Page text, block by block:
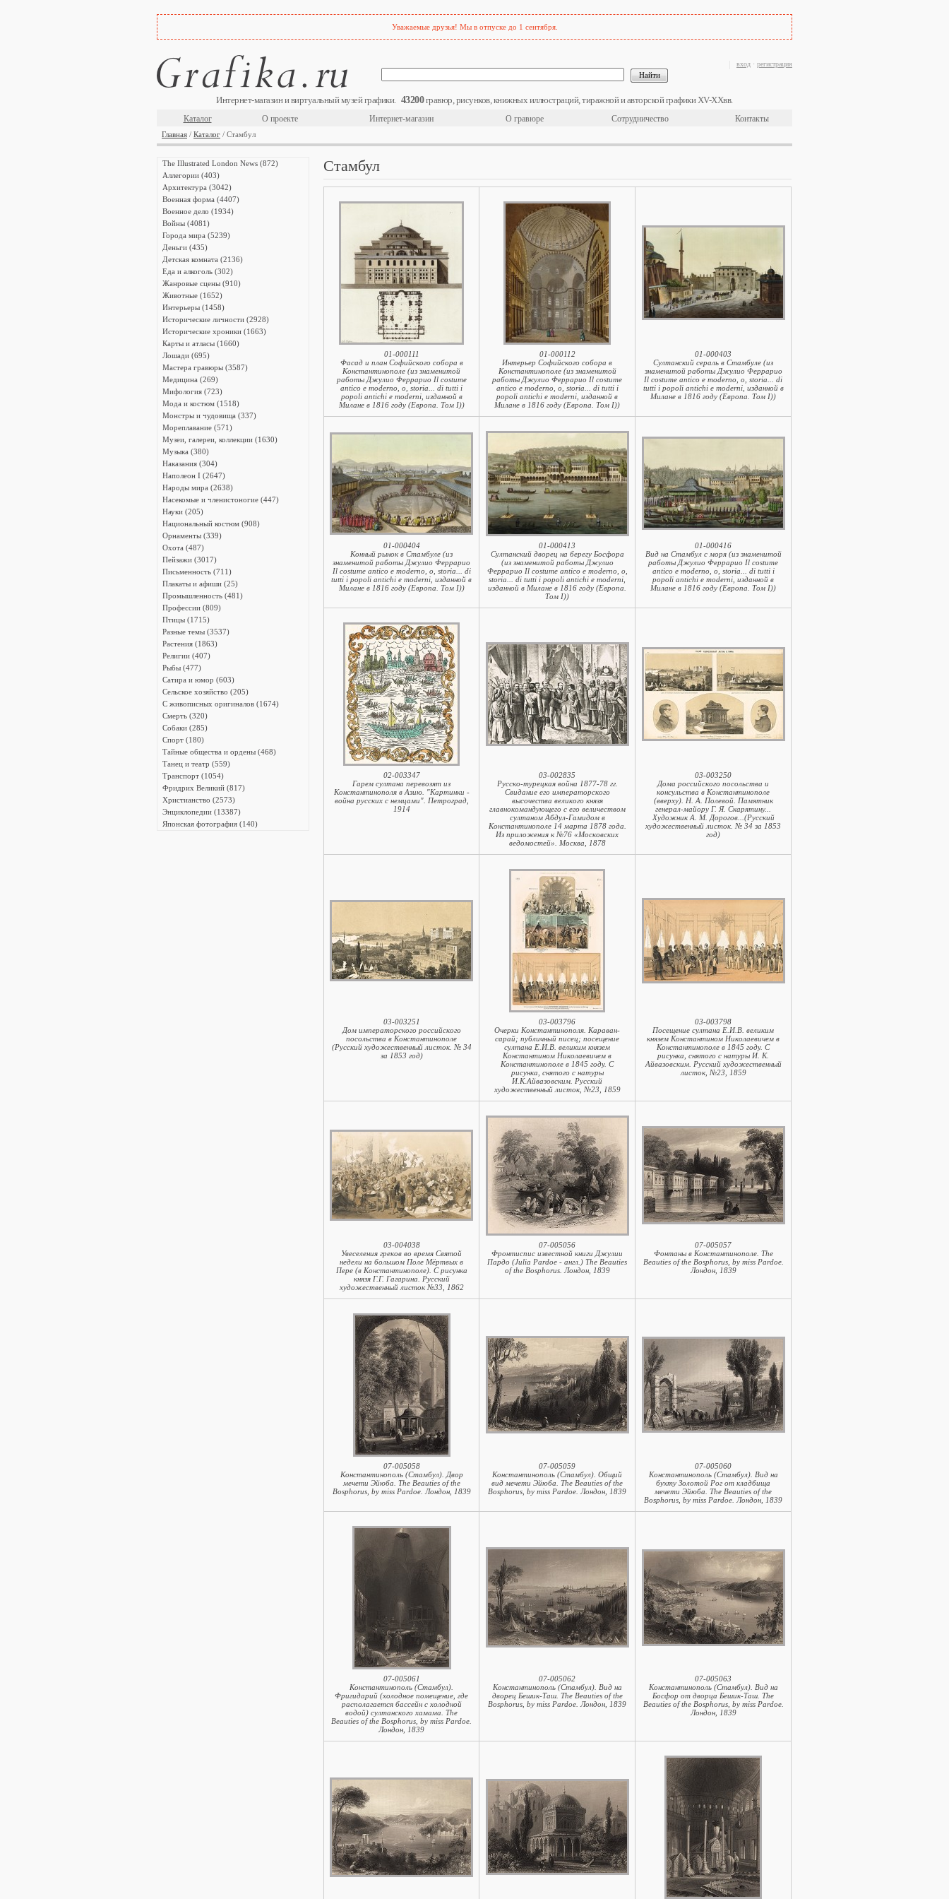
Уважаемые друзья! Мы в отпуске до 1 сентября.
вход · регистрация
Интернет-магазин и виртуальный музей графики. 43200гравюр, рисунков, книжных иллюстраций, тиражной и авторской графики XV-XXвв.
Каталог О проекте Интернет-магазин О гравюре Сотрудничество Контакты
Главная / Каталог / Стамбул
The Illustrated London News (872)
Аллегории (403)
Архитектура (3042)
Военная форма (4407)
Военное дело (1934)
Войны (4081)
Города мира (5239)
Деньги (435)
Детская комната (2136)
Еда и алкоголь (302)
Жанровые сцены (910)
Животные (1652)
Интерьеры (1458)
Исторические личности (2928)
Исторические хроники (1663)
Карты и атласы (1660)
Лошади (695)
Мастера гравюры (3587)
Медицина (269)
Мифология (723)
Мода и костюм (1518)
Монстры и чудовища (337)
Мореплавание (571)
Музеи, галереи, коллекции (1630)
Музыка (380)
Наказания (304)
Наполеон I (2647)
Народы мира (2638)
Насекомые и членистоногие (447)
Науки (205)
Национальный костюм (908)
Орнаменты (339)
Охота (487)
Пейзажи (3017)
Письменность (711)
Плакаты и афиши (25)
Промышленность (481)
Профессии (809)
Птицы (1715)
Разные темы (3537)
Растения (1863)
Религии (407)
Рыбы (477)
Сатира и юмор (603)
Сельское хозяйство (205)
С живописных оригиналов (1674)
Смерть (320)
Собаки (285)
Спорт (180)
Тайные общества и ордены (468)
Танец и театр (559)
Транспорт (1054)
Фридрих Великий (817)
Христианство (2573)
Энциклопедии (13387)
Японская фотография (140)
Стамбул
01-000111
Фасад и план Софийского собора в
Константинополе (из знаменитой
работы Джулио Феррарио Il costume
antico e moderno, o, storia... di tutti i
popoli antichi e moderni, изданной в
Милане в 1816 году (Европа. Том I))
01-000112
Интерьер Софийского собора в
Константинополе (из знаменитой
работы Джулио Феррарио Il costume
antico e moderno, o, storia... di tutti i
popoli antichi e moderni, изданной в
Милане в 1816 году (Европа. Том I))
01-000403
Султанский сераль в Стамбуле (из
знаменитой работы Джулио Феррарио
Il costume antico e moderno, o, storia... di
tutti i popoli antichi e moderni, изданной в
Милане в 1816 году (Европа. Том I))
01-000404
Конный рынок в Стамбуле (из
знаменитой работы Джулио Феррарио
Il costume antico e moderno, o, storia... di
tutti i popoli antichi e moderni, изданной в
Милане в 1816 году (Европа. Том I))
01-000413
Султанский дворец на берегу Босфора
(из знаменитой работы Джулио
Феррарио Il costume antico e moderno, o,
storia... di tutti i popoli antichi e moderni,
изданной в Милане в 1816 году (Европа.
Том I))
01-000416
Вид на Стамбул с моря (из знаменитой
работы Джулио Феррарио Il costume
antico e moderno, o, storia... di tutti i
popoli antichi e moderni, изданной в
Милане в 1816 году (Европа. Том I))
02-003347
Гарем султана перевозят из
Константинополя в Азию. "Картинки -
война русских с немцами". Петроград,
1914
03-002835
Русско-турецкая война 1877-78 гг.
Свидание его императорского
высочества великого князя
главнокомандующего с его величеством
султаном Абдул-Гамидом в
Константинополе 14 марта 1878 года.
Из приложения к №76 «Московских
ведомостей». Москва, 1878
03-003250
Дома российского посольства и
консульства в Константинополе
(вверху). Н. А. Полевой. Памятник
генерал-майору Г. Я. Скарятину...
Художник А. М. Дорогов...(Русский
художественный листок. № 34 за 1853
год)
03-003251
Дом императорского российского
посольства в Константинополе
(Русский художественный листок. № 34
за 1853 год)
03-003796
Очерки Константинополя. Караван-
сарай; публичный писец; посещение
султана Е.И.В. великим князем
Константином Николаевичем в
Константинополе в 1845 году. С
рисунка, снятого с натуры
И.К.Айвазовским. Русский
художественный листок, №23, 1859
03-003798
Посещение султана Е.И.В. великим
князем Константином Николаевичем в
Константинополе в 1845 году. С
рисунка, снятого с натуры И. К.
Айвазовским. Русский художественный
листок, №23, 1859
03-004038
Увеселения греков во время Святой
недели на большом Поле Мёртвых в
Пере (в Константинополе). С рисунка
князя Г.Г. Гагарина. Русский
художественный листок №33, 1862
07-005056
Фронтиспис известной книги Джулии
Пардо (Julia Pardoe - англ.) The Beauties
of the Bosphorus. Лондон, 1839
07-005057
Фонтаны в Константинополе. The
Beauties of the Bosphorus, by miss Pardoe.
Лондон, 1839
07-005058
Константинополь (Стамбул). Двор
мечети Эйюба. The Beauties of the
Bosphorus, by miss Pardoe. Лондон, 1839
07-005059
Константинополь (Стамбул). Общий
вид мечети Эйюба. The Beauties of the
Bosphorus, by miss Pardoe. Лондон, 1839
07-005060
Константинополь (Стамбул). Вид на
бухту Золотой Рог от кладбища
мечети Эйюба. The Beauties of the
Bosphorus, by miss Pardoe. Лондон, 1839
07-005061
Константинополь (Стамбул).
Фригидарий (холодное помещение, где
располагается бассейн с холодной
водой) султанского хамама. The
Beauties of the Bosphorus, by miss Pardoe.
Лондон, 1839
07-005062
Константинополь (Стамбул). Вид на
дворец Бешик-Таш. The Beauties of the
Bosphorus, by miss Pardoe. Лондон, 1839
07-005063
Константинополь (Стамбул). Вид на
Босфор от дворца Бешик-Таш. The
Beauties of the Bosphorus, by miss Pardoe.
Лондон, 1839